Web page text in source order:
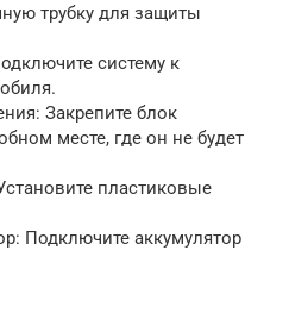
трубку для защиты
систему к
Закрепите блок
месте, где он не будет
пластиковые
Подключите аккумулятор